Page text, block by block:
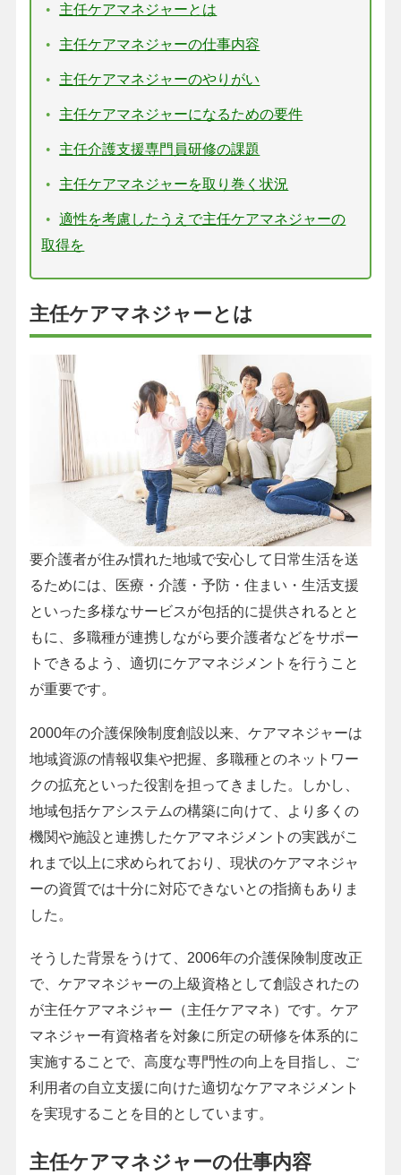
主任ケアマネジャーとは
主任ケアマネジャーの仕事内容
主任ケアマネジャーのやりがい
主任ケアマネジャーになるための要件
主任介護支援専門員研修の課題
主任ケアマネジャーを取り巻く状況
適性を考慮したうえで主任ケアマネジャーの
取得を
主任ケアマネジャーとは
要介護者が住み慣れた地域で安心して日常生活を送
るためには、医療・介護・予防・住まい・生活支援
といった多様なサービスが包括的に提供されるとと
もに、多職種が連携しながら要介護者などをサポー
トできるよう、適切にケアマネジメントを行うこと
が重要です。
2000年の介護保険制度創設以来、ケアマネジャーは
地域資源の情報収集や把握、多職種とのネットワー
クの拡充といった役割を担ってきました。しかし、
地域包括ケアシステムの構築に向けて、より多くの
機関や施設と連携したケアマネジメントの実践がこ
れまで以上に求められており、現状のケアマネジャ
ーの資質では十分に対応できないとの指摘もありま
した。
そうした背景をうけて、2006年の介護保険制度改正
で、ケアマネジャーの上級資格として創設されたの
が主任ケアマネジャー（主任ケアマネ）です。ケア
マネジャー有資格者を対象に所定の研修を体系的に
実施することで、高度な専門性の向上を目指し、ご
利用者の自立支援に向けた適切なケアマネジメント
を実現することを目的としています。
主任ケアマネジャーの仕事内容